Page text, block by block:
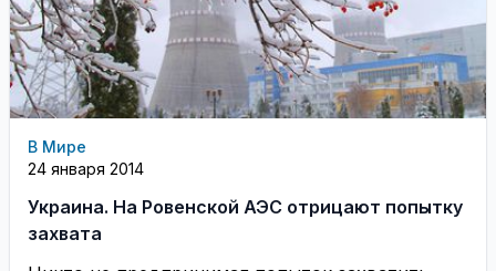
В Мире
24 января 2014
Украина. На Ровенской АЭС отрицают попытку
захвата